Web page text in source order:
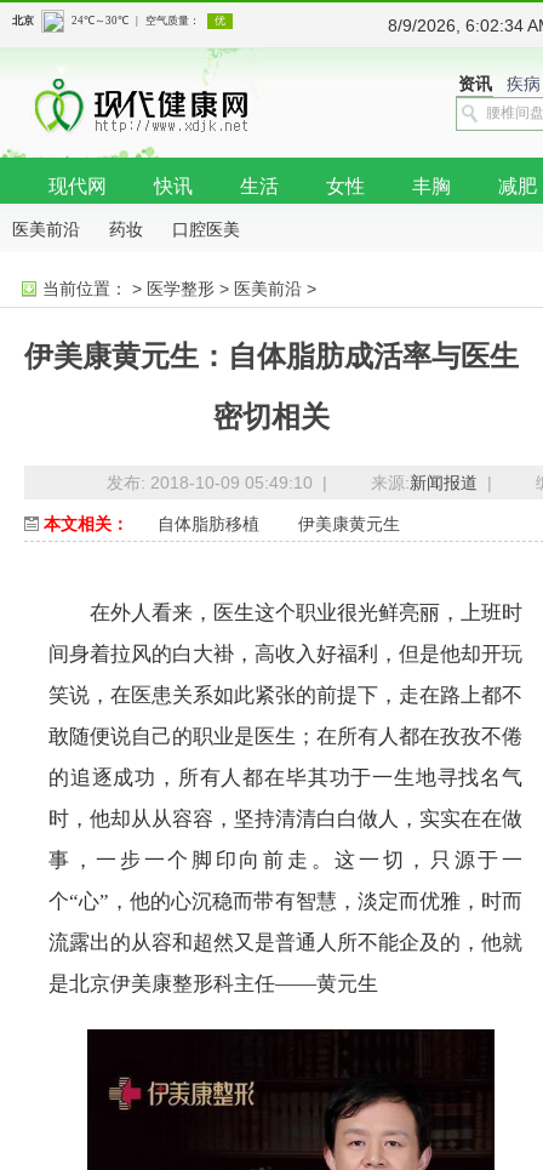
8/9/2026, 6:02:35
资讯 疾病
现代网 快讯 生活 女性 丰胸 减肥
医美前沿 药妆 口腔医美
当前位置： > 医学整形 > 医美前沿 >
伊美康黄元生：自体脂肪成活率与医生
密切相关
发布: 2018-10-09 05:49:10 | 来源:新闻报道 |
本文相关： 自体脂肪移植 伊美康黄元生
在外人看来，医生这个职业很光鲜亮丽，上班时
间身着拉风的白大褂，高收入好福利，但是他却开玩
笑说，在医患关系如此紧张的前提下，走在路上都不
敢随便说自己的职业是医生；在所有人都在孜孜不倦
的追逐成功，所有人都在毕其功于一生地寻找名气
时，他却从从容容，坚持清清白白做人，实实在在做
事，一步一个脚印向前走。这一切，只源于一
个“心”，他的心沉稳而带有智慧，淡定而优雅，时而
流露出的从容和超然又是普通人所不能企及的，他就
是北京伊美康整形科主任——黄元生